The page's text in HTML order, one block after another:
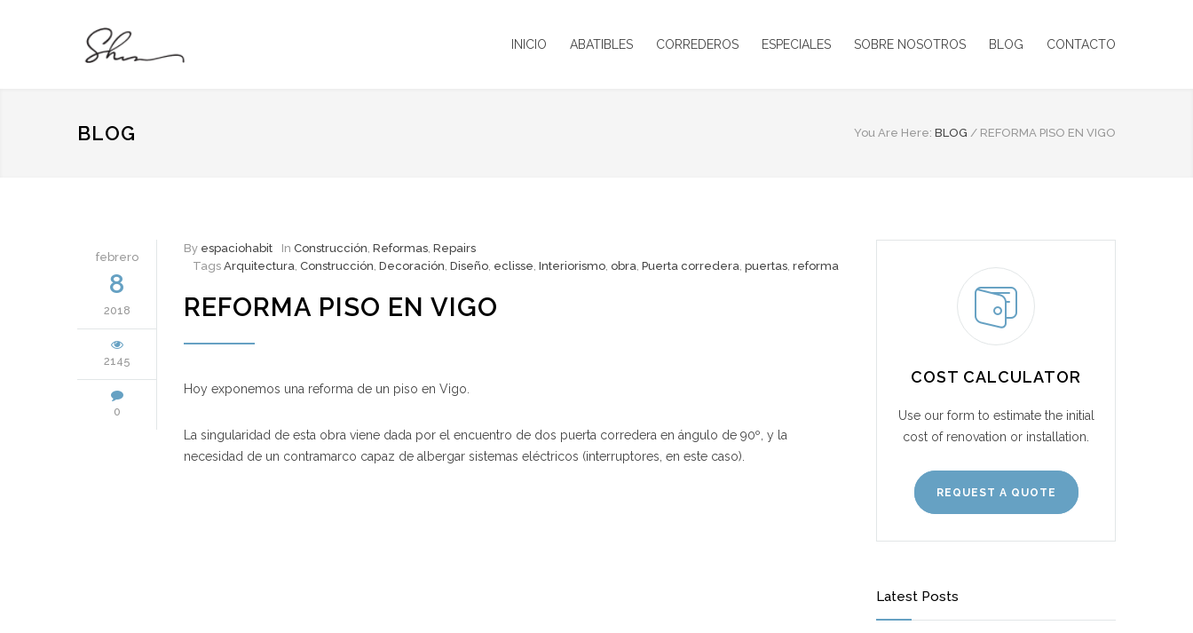
INICIO ABATIBLES CORREDEROS ESPECIALES SOBRE NOSOTROS BLOG CONTACTO
BLOG You Are Here: BLOG / REFORMA PISO EN VIGO
febrero
8
2018
2145
0
By espaciohabit In Construcción, Reformas, Repairs
Tags Arquitectura, Construcción, Decoración, Diseño, eclisse, Interiorismo, obra, Puerta corredera, puertas, reforma
REFORMA PISO EN VIGO
Hoy exponemos una reforma de un piso en Vigo.
La singularidad de esta obra viene dada por el encuentro de dos puerta corredera en ángulo de 90º, y la
necesidad de un contramarco capaz de albergar sistemas eléctricos (interruptores, en este caso).
COST CALCULATOR
Use our form to estimate the initial
cost of renovation or installation.
REQUEST A QUOTE
Latest Posts